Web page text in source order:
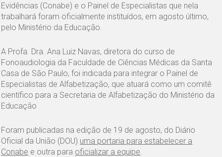
Evidências (Conabe) e o Painel de Especialistas que nela
trabalhará foram oficialmente instituídos, em agosto último,
pelo Ministério da Educação.
A Profa. Dra. Ana Luiz Navas, diretora do curso de
Fonoaudiologia da Faculdade de Ciências Médicas da Santa
Casa de São Paulo, foi indicada para integrar o Painel de
Especialistas de Alfabetização, que atuará como um comitê
científico para a Secretaria de Alfabetização do Ministério da
Educação
Foram publicadas na edição de 19 de agosto, do Diário
Oficial da União (DOU) uma portaria para estabelecer a
Conabe e outra para oficializar a equipe